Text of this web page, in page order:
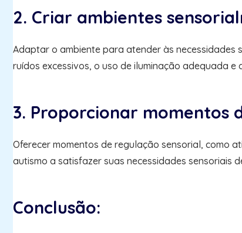
2. Criar ambientes
Adaptar o ambiente para atender às necessidades
ruídos excessivos, o uso de iluminação adequada
3. Proporcionar momentos
Oferecer momentos de regulação sensorial, como
autismo a satisfazer suas necessidades sensoriais
Conclusão: